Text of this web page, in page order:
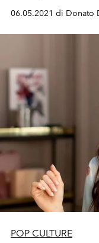
tv e documentari
Lorenzo Sportiello
crime originale
06.05.2021 di Donato
POP CULTURE